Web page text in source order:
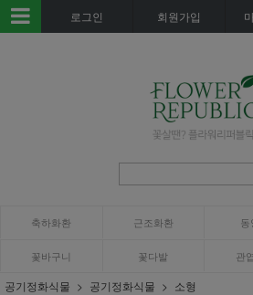
로그인 회원가입
축하화환 근조화환
꽃바구니 꽃다발 관
공기정화식물 공기정화식물 소형